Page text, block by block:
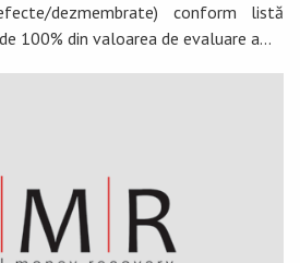
dezmembrate) conform listă
100% din valoarea de evaluare a...